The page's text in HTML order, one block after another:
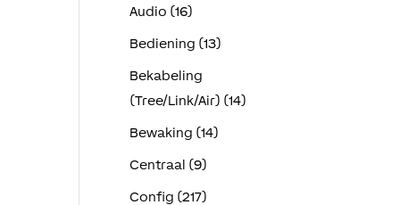
Audio (16)
Bediening (13)
Bekabeling
(Tree/Link/Air) (14)
Bewaking (14)
Centraal (9)
Config (217)